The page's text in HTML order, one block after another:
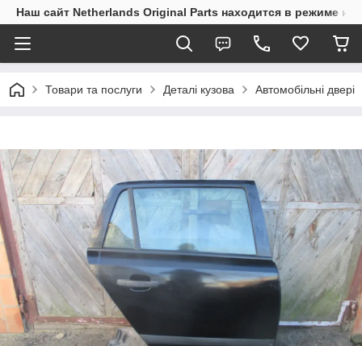
Наш сайт Netherlands Original Parts находится в режиме
Товари та послуги Деталі кузова Автомобільні двері